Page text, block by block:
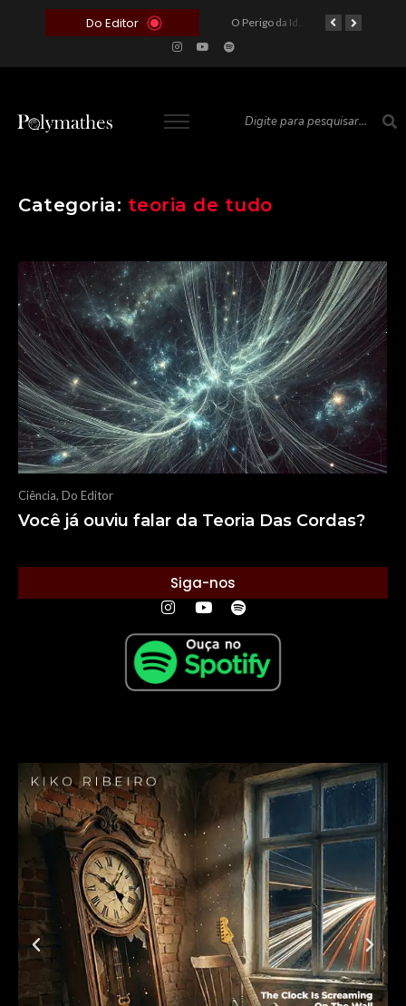
Do Editor
O Voto como Moeda: Clientelismo e o Analfabetismo Funcional Político no Brasil O Perigo da Ideologia Desenfreada na Justiça: Quando a Pauta Política Substitui a Pena Criminal
Categoria: teoria de tudo
Ciência, Do Editor
Você já ouviu falar da Teoria Das Cordas?
Siga-nos